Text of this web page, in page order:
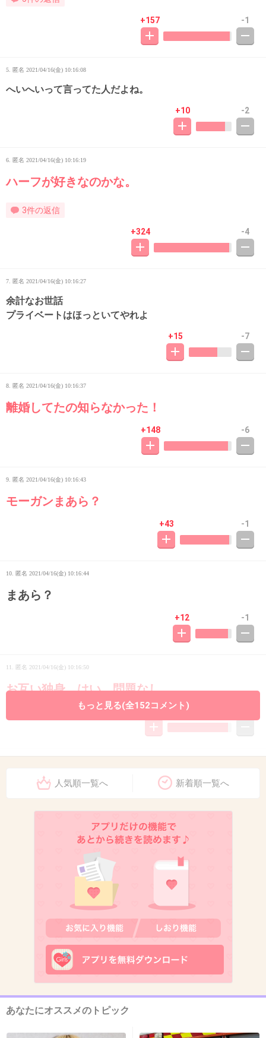
+157 -1
5. 匿名 2021/04/16(金) 10:16:08
へいへいって言ってた人だよね。
+10 -2
6. 匿名 2021/04/16(金) 10:16:19
ハーフが好きなのかな。
3件の返信
+324 -4
7. 匿名 2021/04/16(金) 10:16:27
余計なお世話
プライベートはほっといてやれよ
+15 -7
8. 匿名 2021/04/16(金) 10:16:37
離婚してたの知らなかった！
+148 -6
9. 匿名 2021/04/16(金) 10:16:43
モーガンまあら？
+43 -1
10. 匿名 2021/04/16(金) 10:16:44
まあら？
+12 -1
11. 匿名 2021/04/16(金) 10:16:50
お互い独身、はい、問題なし
+113
+63
2021/04/16(金) 10:17:05
自身も実質ハーフだよね
+248
14. 匿名2021/04/16(金) 10:17:07
>>4
もっと見る(全152コメント)
人気順一覧へ 新着順一覧へ
あなたにオススメのトピック